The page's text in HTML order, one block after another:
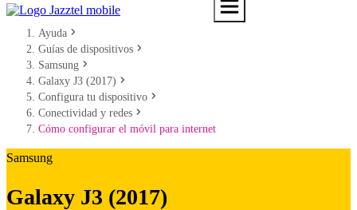
Ayuda
Guías de dispositivos
Samsung
Galaxy J3 (2017)
Configura tu dispositivo
Conectividad y redes
Cómo configurar el móvil para internet
Samsung
Galaxy J3 (2017)